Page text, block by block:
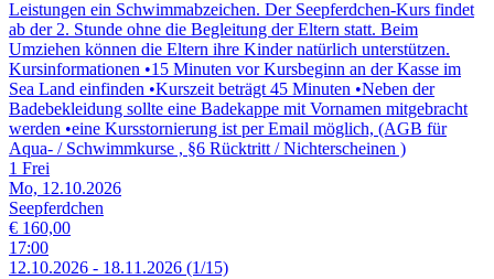
Leistungen ein Schwimmabzeichen. Der Seepferdchen-Kurs findet
ab der 2. Stunde ohne die Begleitung der Eltern statt. Beim
Umziehen können die Eltern ihre Kinder natürlich unterstützen.
Kursinformationen •15 Minuten vor Kursbeginn an der Kasse im
Sea Land einfinden •Kurszeit beträgt 45 Minuten •Neben der
Badebekleidung sollte eine Badekappe mit Vornamen mitgebracht
werden •eine Kursstornierung ist per Email möglich, (AGB für
Aqua- / Schwimmkurse , §6 Rücktritt / Nichterscheinen )
1 Frei
Mo, 12.10.2026
Seepferdchen
€ 160,00
17:00
12.10.2026 - 18.11.2026 (1/15)